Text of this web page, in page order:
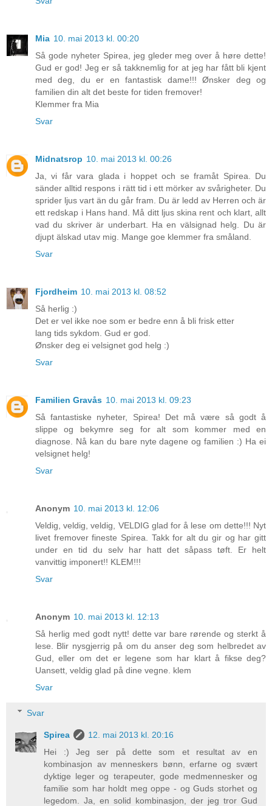
Mia 10. mai 2013 kl. 00:20
Så gode nyheter Spirea, jeg gleder meg over å høre dette!
Gud er god! Jeg er så takknemlig for at jeg har fått bli kjent
med deg, du er en fantastisk dame!!! Ønsker deg og
familien din alt det beste for tiden fremover!
Klemmer fra Mia
Svar
Midnatsrop 10. mai 2013 kl. 00:26
Ja, vi får vara glada i hoppet och se framåt Spirea. Du
sänder alltid respons i rätt tid i ett mörker av svårigheter. Du
sprider ljus vart än du går fram. Du är ledd av Herren och är
ett redskap i Hans hand. Må ditt ljus skina rent och klart, allt
vad du skriver är underbart. Ha en välsignad helg. Du är
djupt älskad utav mig. Mange goe klemmer fra småland.
Svar
Fjordheim 10. mai 2013 kl. 08:52
Så herlig :)
Det er vel ikke noe som er bedre enn å bli frisk etter
lang tids sykdom. Gud er god.
Ønsker deg ei velsignet god helg :)
Svar
Familien Gravås 10. mai 2013 kl. 09:23
Så fantastiske nyheter, Spirea! Det må være så godt å
slippe og bekymre seg for alt som kommer med en
diagnose. Nå kan du bare nyte dagene og familien :) Ha ei
velsignet helg!
Svar
Anonym 10. mai 2013 kl. 12:06
Veldig, veldig, veldig, VELDIG glad for å lese om dette!!! Nyt
livet fremover fineste Spirea. Takk for alt du gir og har gitt
under en tid du selv har hatt det såpass tøft. Er helt
vanvittig imponert!! KLEM!!!
Svar
Anonym 10. mai 2013 kl. 12:13
Så herlig med godt nytt! dette var bare rørende og sterkt å
lese. Blir nysgjerrig på om du anser deg som helbredet av
Gud, eller om det er legene som har klart å fikse deg?
Uansett, veldig glad på dine vegne. klem
Svar
Svar
Spirea
12. mai 2013 kl. 20:16
Hei :) Jeg ser på dette som et resultat av en
kombinasjon av menneskers bønn, erfarne og svært
dyktige leger og terapeuter, gode medmennesker og
familie som har holdt meg oppe - og Guds storhet og
legedom. Ja, en solid kombinasjon, der jeg tror Gud